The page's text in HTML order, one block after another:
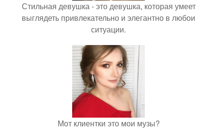
Стильная девушка - это девушка, которая умеет
выглядеть привлекательно и элегантно в любои
ситуации.
Мот клиентки это мои музы?